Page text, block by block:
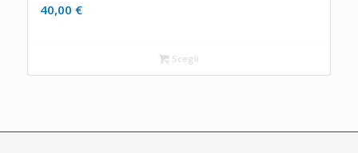
40,00 €
Scegli